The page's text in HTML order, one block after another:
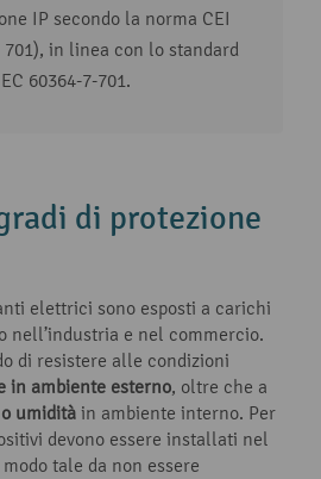
IP secondo la norma CEI
701), in linea con lo standard
60364-7-701.
di protezione
elettrici sono esposti a carichi
nell’industria e nel commercio.
di resistere alle condizioni
in ambiente esterno, oltre che a
umidità in ambiente interno. Per
devono essere installati nel
tale da non essere